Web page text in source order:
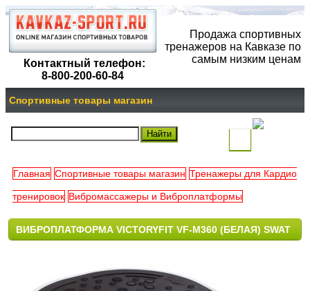
Контактный телефон:
8-800-200-60-84
Продажа спортивных
тренажеров на Кавказе по
самым низким ценам
Спортивные товары магазин
Ваша
пуста
Главная Спортивные товары магазин Тренажеры для Кардио
тренировок Вибромассажеры и Виброплатформы
ВИБРОПЛАТФОРМА VICTORYFIT VF-M360 (БЕЛАЯ) SWAT